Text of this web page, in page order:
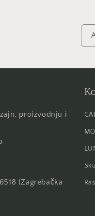
proizvodnju i
(Zagrebačka